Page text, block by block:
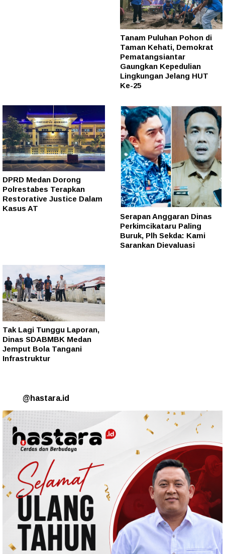
Tanam Puluhan Pohon di
Taman Kehati, Demokrat
Pematangsiantar
Gaungkan Kepedulian
Lingkungan Jelang HUT
Ke-25
DPRD Medan Dorong
Polrestabes Terapkan
Restorative Justice Dalam
Kasus AT
Serapan Anggaran Dinas
Perkimcikataru Paling
Buruk, Plh Sekda: Kami
Sarankan Dievaluasi
Tak Lagi Tunggu Laporan,
Dinas SDABMBK Medan
Jemput Bola Tangani
Infrastruktur
@hastara.id